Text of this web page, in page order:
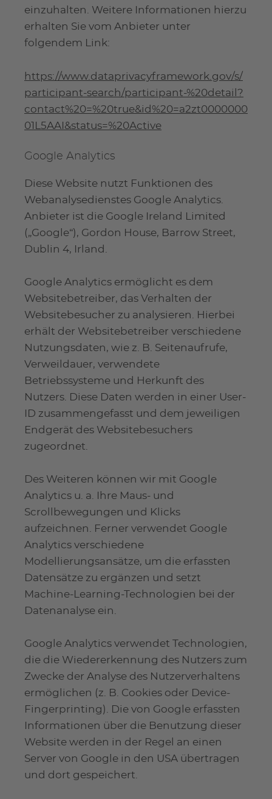
einzuhalten. Weitere Informationen hierzu
erhalten Sie vom Anbieter unter
folgendem Link:
https://www.dataprivacyframework.gov/s/
participant-search/participant-%20detail?
contact%20=%20true&id%20=a2zt0000000
01L5AAI&status=%20Active
Google Analytics
Diese Website nutzt Funktionen des
Webanalysedienstes Google Analytics.
Anbieter ist die Google Ireland Limited
(„Google“), Gordon House, Barrow Street,
Dublin 4, Irland.
Google Analytics ermöglicht es dem
Websitebetreiber, das Verhalten der
Websitebesucher zu analysieren. Hierbei
erhält der Websitebetreiber verschiedene
Nutzungsdaten, wie z. B. Seitenaufrufe,
Verweildauer, verwendete
Betriebssysteme und Herkunft des
Nutzers. Diese Daten werden in einer User-
ID zusammengefasst und dem jeweiligen
Endgerät des Websitebesuchers
zugeordnet.
Des Weiteren können wir mit Google
Analytics u. a. Ihre Maus- und
Scrollbewegungen und Klicks
aufzeichnen. Ferner verwendet Google
Analytics verschiedene
Modellierungsansätze, um die erfassten
Datensätze zu ergänzen und setzt
Machine-Learning-Technologien bei der
Datenanalyse ein.
Google Analytics verwendet Technologien,
die die Wiedererkennung des Nutzers zum
Zwecke der Analyse des Nutzerverhaltens
ermöglichen (z. B. Cookies oder Device-
Fingerprinting). Die von Google erfassten
Informationen über die Benutzung dieser
Website werden in der Regel an einen
Server von Google in den USA übertragen
und dort gespeichert.